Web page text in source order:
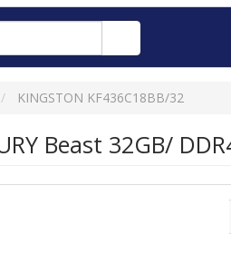
KINGSTON KF436C18BB/32
Beast 32GB/